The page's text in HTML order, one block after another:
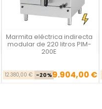
Marmita eléctrica indirecta
modular de 220 litros PIM-
200E
Precio base
12.380,00 € -20% Precio
9.904,00 €

Vista rápida